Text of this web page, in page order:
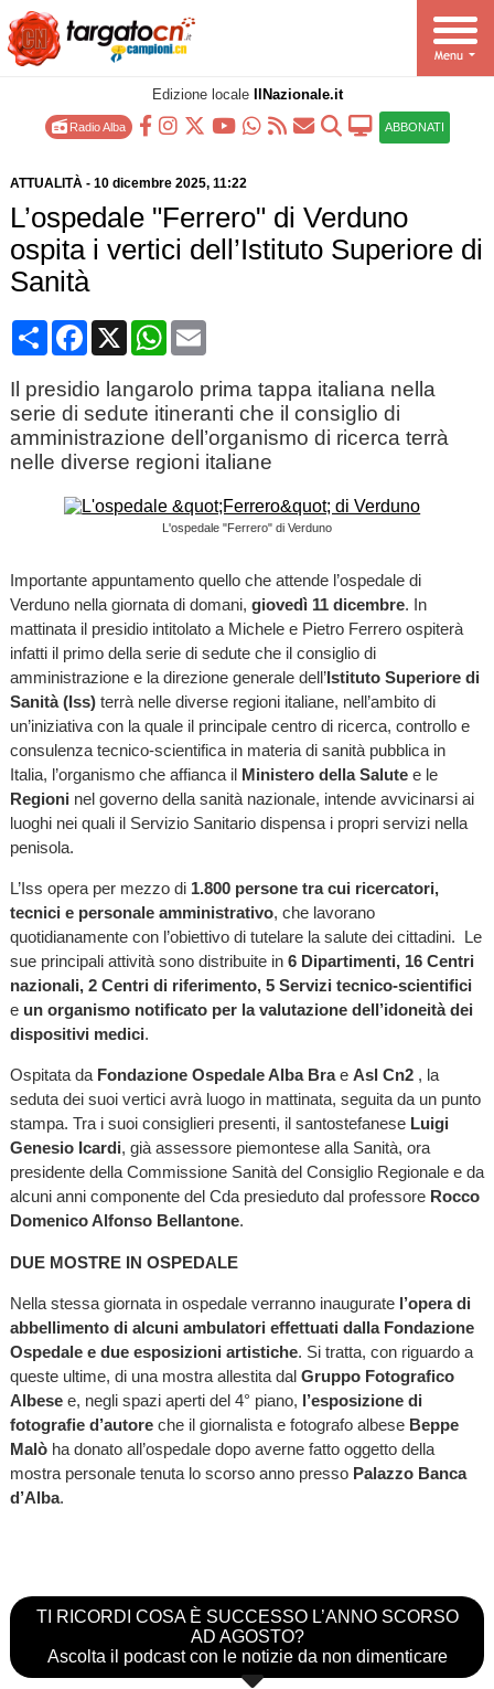
Edizione locale IlNazionale.it
Radio Alba ABBONATI
ATTUALITÀ- 10 dicembre 2025, 11:22
L’ospedale "Ferrero" di Verduno
ospita i vertici dell’Istituto Superiore di
Sanità
CondividiFacebook
X WhatsApp
Email
Il presidio langarolo prima tappa italiana nella
serie di sedute itineranti che il consiglio di
amministrazione dell’organismo di ricerca terrà
nelle diverse regioni italiane
L'ospedale "Ferrero" di Verduno
Importante appuntamento quello che attende l’ospedale di
Verduno nella giornata di domani, giovedì 11 dicembre. In
mattinata il presidio intitolato a Michele e Pietro Ferrero ospiterà
infatti il primo della serie di sedute che il consiglio di
amministrazione e la direzione generale dell’Istituto Superiore di
Sanità (Iss)terrà nelle diverse regioni italiane, nell’ambito di
un’iniziativa con la quale il principale centro di ricerca, controllo e
consulenza tecnico-scientifica in materia di sanità pubblica in
Italia, l’organismo che affianca il Ministero della Salutee le
Regioni nel governo della sanità nazionale, intende avvicinarsi ai
luoghi nei quali il Servizio Sanitario dispensa i propri servizi nella
penisola.
L’Iss opera per mezzo di 1.800 persone tra cui ricercatori,
tecnici e personale amministrativo, che lavorano
quotidianamente con l’obiettivo di tutelare la salute dei cittadini. Le
sue principali attività sono distribuite in 6 Dipartimenti, 16 Centri
nazionali, 2 Centri di riferimento, 5 Servizi tecnico-scientifici
e un organismo notificato per la valutazione dell’idoneità dei
dispositivi medici.
Ospitata da Fondazione Ospedale Alba Brae Asl Cn2, la
seduta dei suoi vertici avrà luogo in mattinata, seguita da un punto
stampa. Tra i suoi consiglieri presenti, il santostefanese Luigi
Genesio Icardi, già assessore piemontese alla Sanità, ora
presidente della Commissione Sanità del Consiglio Regionale e da
alcuni anni componente del Cda presieduto dal professore Rocco
Domenico Alfonso Bellantone.
DUE MOSTRE IN OSPEDALE
Nella stessa giornata in ospedale verranno inaugurate l’opera di
abbellimento di alcuni ambulatori effettuati dalla Fondazione
Ospedale e due esposizioni artistiche. Si tratta, con riguardo a
queste ultime, di una mostra allestita dal Gruppo Fotografico
Albesee, negli spazi aperti del 4° piano, l’esposizione di
fotografie d’autore che il giornalista e fotografo albese Beppe
Malòha donato all’ospedale dopo averne fatto oggetto della
mostra personale tenuta lo scorso anno presso Palazzo Banca
d’Alba.
TI RICORDI COSA È SUCCESSO L’ANNO SCORSO
AD AGOSTO?
Ascolta il podcast con le notizie da non dimenticare